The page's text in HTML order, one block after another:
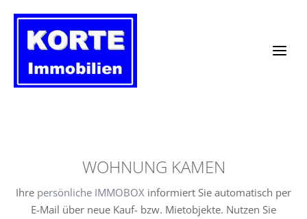
Inhalt
springen
WOHNUNG KAMEN
Ihre persönliche IMMOBOX informiert Sie automatisch per
E-Mail über neue Kauf- bzw. Mietobjekte. Nutzen Sie